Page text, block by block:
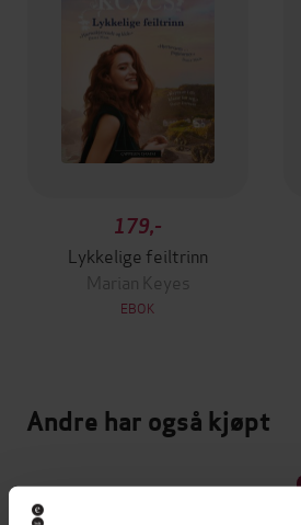
179,-
Lykkelige feiltrinn
Marian Keyes
EBOK
Andre har også kjøpt